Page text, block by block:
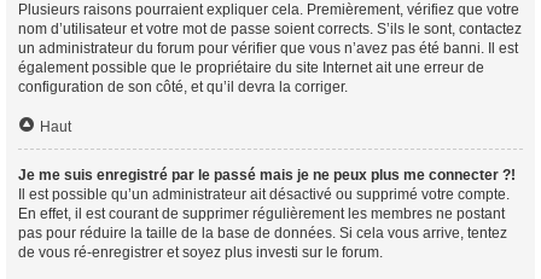
Plusieurs raisons pourraient expliquer cela. Premièrement, vérifiez que votre
nom d’utilisateur et votre mot de passe soient corrects. S’ils le sont, contactez
un administrateur du forum pour vérifier que vous n’avez pas été banni. Il est
également possible que le propriétaire du site Internet ait une erreur de
configuration de son côté, et qu’il devra la corriger.
Haut
Je me suis enregistré par le passé mais je ne peux plus me connecter ?!
Il est possible qu’un administrateur ait désactivé ou supprimé votre compte.
En effet, il est courant de supprimer régulièrement les membres ne postant
pas pour réduire la taille de la base de données. Si cela vous arrive, tentez
de vous ré-enregistrer et soyez plus investi sur le forum.